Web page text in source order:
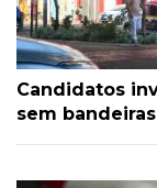
Candidatos
sem